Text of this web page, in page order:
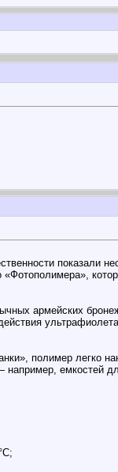
показали
армейских
полимер легко
емкостей